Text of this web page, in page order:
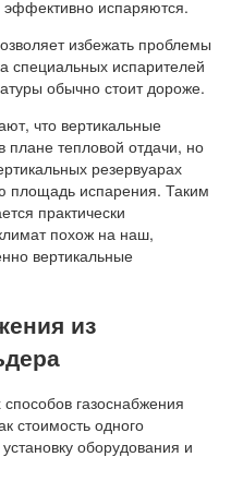
испаряются.
избежать проблемы
специальных испарителей
обычно стоит дороже.
что вертикальные
тепловой отдачи, но
резервуарах
площадь испарения. Таким
практически
похож на наш,
вертикальные
из
газоснабжения
стоимость одного
оборудования и